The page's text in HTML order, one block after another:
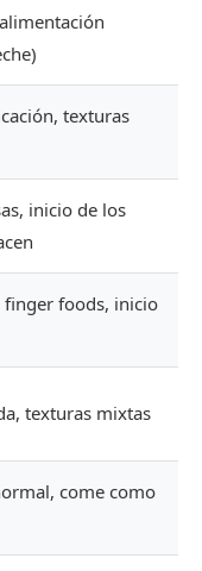
texturas
inicio de los
finger foods, inicio
texturas mixtas
come como